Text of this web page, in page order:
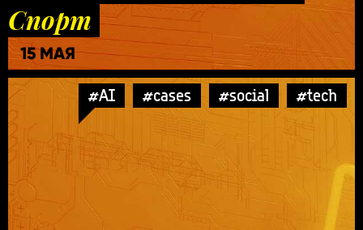
Спорт
15 МАЯ
#AI #cases #social #tech